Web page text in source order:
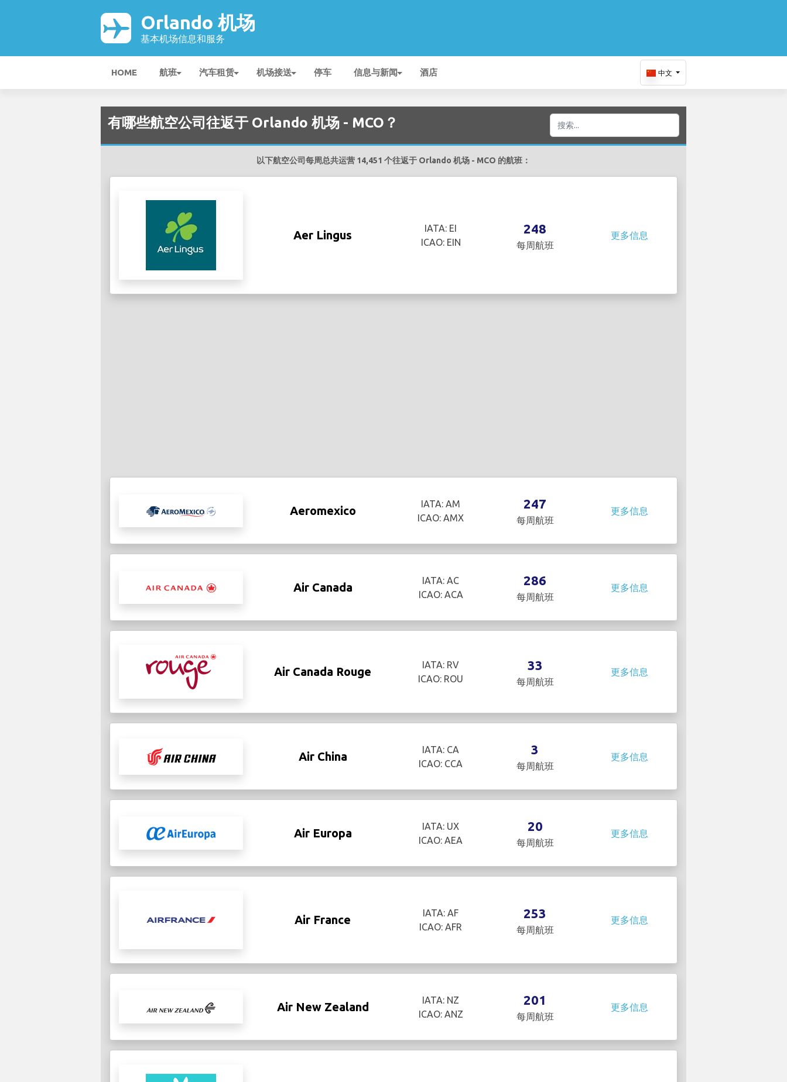
Orlando 机场
基本机场信息和服务
HOME 航班 汽车租赁 机场接送 停车 信息与新闻 酒店 中文
有哪些航空公司往返于 Orlando 机场 - MCO？
以下航空公司每周总共运营 14,451 个往返于 Orlando 机场 - MCO 的航班：
Aer Lingus
IATA: EI
ICAO: EIN
248
每周航班
更多信息
Aeromexico
IATA: AM
ICAO: AMX
247
每周航班
更多信息
Air Canada
IATA: AC
ICAO: ACA
286
每周航班
更多信息
Air Canada Rouge
IATA: RV
ICAO: ROU
33
每周航班
更多信息
Air China
IATA: CA
ICAO: CCA
3
每周航班
更多信息
Air Europa
IATA: UX
ICAO: AEA
20
每周航班
更多信息
Air France
IATA: AF
ICAO: AFR
253
每周航班
更多信息
Air New Zealand
IATA: NZ
ICAO: ANZ
201
每周航班
更多信息